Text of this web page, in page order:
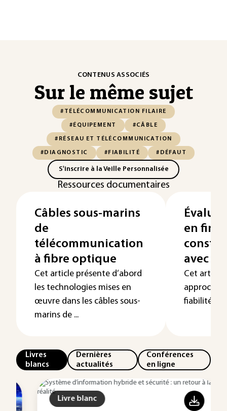
CONTENUS ASSOCIÉS
Sur le même sujet
#TÉLÉCOMMUNICATION FILAIRE
#ÉQUIPEMENT #CÂBLE
#RÉSEAU ET TÉLÉCOMMUNICATION
#DIAGNOSTIC #FIABILITÉ #DÉFAUT
S'inscrire à la Veille Personnalisée
Ressources documentaires
Câbles sous-marins
de
télécommunication
à fibre optique
Cet article présente d’abord
les technologies mises en
œuvre dans les câbles sous-
marins de ...
en fin
avec
Cet article
approche
fiabilité et
Livres
blancs
Dernières
actualités
Conférences
en ligne
Livre blanc